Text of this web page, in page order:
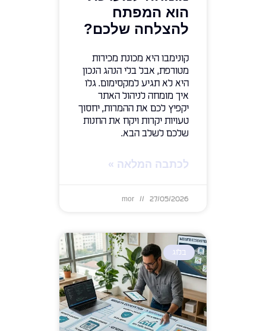
הוא המפתח
להצלחה שלכם?
קונימבו היא מכונת מכירות
מטורפת, אבל בלי הנהג הנכון
היא לא תגיע למקסימום. גלו
איך מומחה לניהול האתר
יקפיץ לכם את ההמרות, יחסוך
טעויות יקרות ויקח את החנות
שלכם לשלב הבא.
לכתבה המלאה »
mor 27/05/2026
בלוג